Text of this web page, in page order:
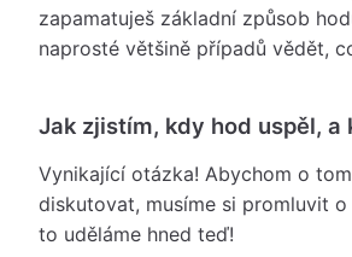
zapamatuješ základní způsob
naprosté většině případů vědět,
Jak zjistím, kdy hod uspěl, a
Vynikající otázka! Abychom o
diskutovat, musíme si promluvit o
to uděláme hned teď!